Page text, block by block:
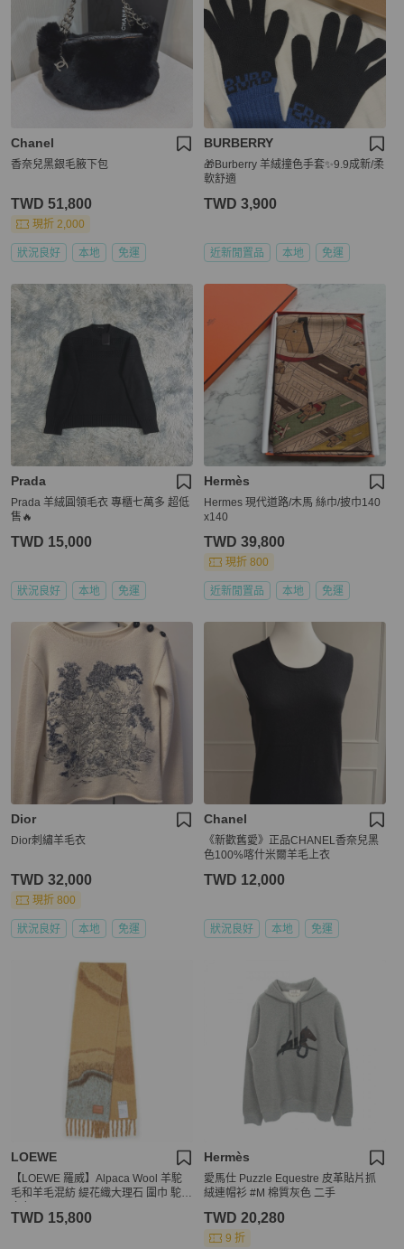
Chanel
香奈兒黑銀毛腋下包
TWD 51,800
現折 2,000
狀況良好 本地 免運
BURBERRY
🎁Burberry 羊絨撞色手套✨9.9成新/柔
軟舒適
TWD 3,900
近新閒置品 本地 免運
Prada
Prada 羊絨圓領毛衣 專櫃七萬多 超低
售🔥
TWD 15,000
狀況良好 本地 免運
Hermès
Hermes 現代道路/木馬 絲巾/披巾140
x140
TWD 39,800
現折 800
近新閒置品 本地 免運
Dior
Dior刺繡羊毛衣
TWD 32,000
現折 800
狀況良好 本地 免運
Chanel
《新歡舊愛》正品CHANEL香奈兒黑
色100%喀什米爾羊毛上衣
TWD 12,000
狀況良好 本地 免運
LOEWE
【LOEWE 羅威】Alpaca Wool 羊駝
毛和羊毛混紡 緹花織大理石 圍巾 駝色
TWD 15,800
Hermès
愛馬仕 Puzzle Equestre 皮革貼片抓
絨連帽衫 #M 棉質灰色 二手
TWD 20,280
9 折